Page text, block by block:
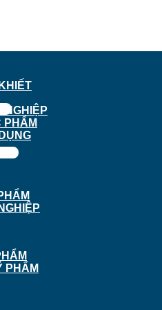
Trãi, Phường Chợ Lớn, TP.
NGHIỆP
PHẨM
PHẨM